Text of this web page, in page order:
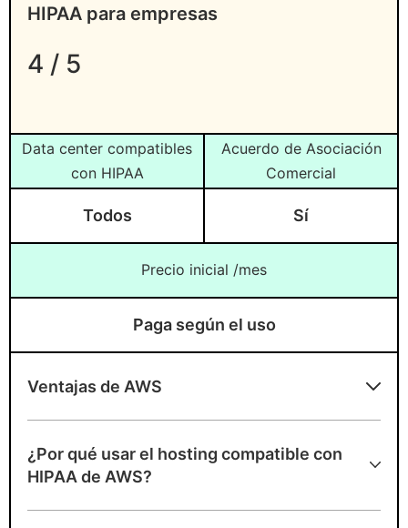
HIPAA para empresas
4 / 5
Data center compatibles
con HIPAA
Todos
Acuerdo de Asociación
Comercial
Sí
Precio inicial /mes
Paga según el uso
Ventajas de AWS
Infraestructura de nube altamente
¿Por qué usar el hosting compatible con
HIPAA de AWS?